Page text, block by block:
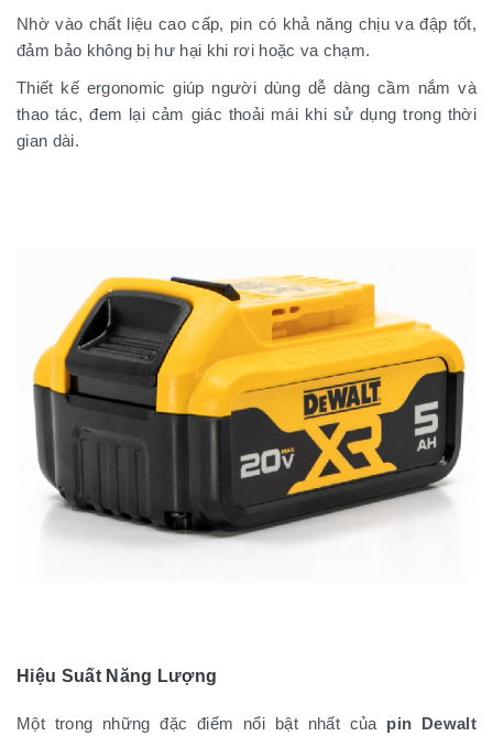
Nhờ vào chất liệu cao cấp, pin có khả năng chịu va đập tốt,
đảm bảo không bị hư hại khi rơi hoặc va chạm.
Thiết kế ergonomic giúp người dùng dễ dàng cầm nắm và
thao tác, đem lại cảm giác thoải mái khi sử dụng trong thời
gian dài.
Hiệu Suất Năng Lượng
Một trong những đặc điểm nổi bật nhất của pin Dewalt